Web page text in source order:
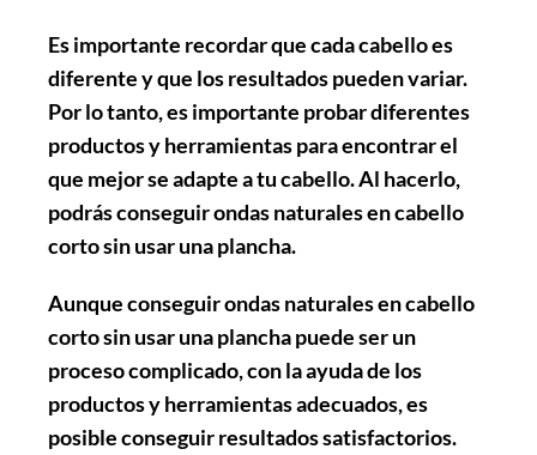
Es importante recordar que cada cabello es
diferente y que los resultados pueden variar.
Por lo tanto, es importante probar diferentes
productos y herramientas para encontrar el
que mejor se adapte a tu cabello. Al hacerlo,
podrás conseguir ondas naturales en cabello
corto sin usar una plancha.
Aunque conseguir ondas naturales en cabello
corto sin usar una plancha puede ser un
proceso complicado, con la ayuda de los
productos y herramientas adecuados, es
posible conseguir resultados satisfactorios.